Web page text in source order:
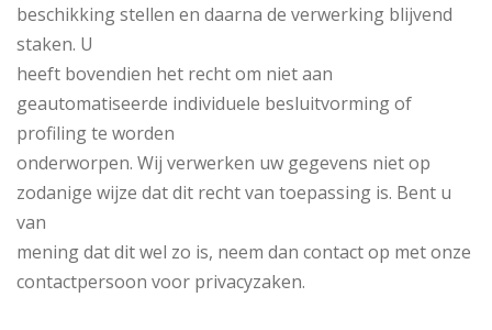
beschikking stellen en daarna de verwerking blijvend
staken. U
heeft bovendien het recht om niet aan
geautomatiseerde individuele besluitvorming of
profiling te worden
onderworpen. Wij verwerken uw gegevens niet op
zodanige wijze dat dit recht van toepassing is. Bent u
van
mening dat dit wel zo is, neem dan contact op met onze
contactpersoon voor privacyzaken.